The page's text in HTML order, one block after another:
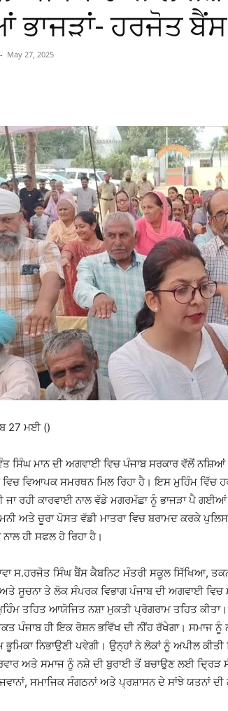
ਹਰਜੋਤ ਬੈਂਸ
- May 27, 2025
27 ਮਈ ()
ਸਿੰਘ ਮਾਨ ਦੀ ਅਗਵਾਈ ਵਿਚ ਪੰਜਾਬ ਸਰਕਾਰ ਵੱਲੋਂ
ਵਿਆਪਕ ਸਮਰਥਨ ਮਿਲ ਰਿਹਾ ਹੈ। ਇਸ ਮੁਹਿੰਮ ਵਿੱਚ
ਜਾ ਰਹੀ ਕਾਰਵਾਈ ਨਾਲ ਵੱਡੇ ਮਗਰਮੱਛਾ ਨੂੰ ਭਾਜੜਾ ਪੈ
ਅਤੇ ਚੂਰਾ ਪੋਸਤ ਵੱਡੀ ਮਾਤਰਾ ਵਿਚ ਬਰਾਮਦ ਕਰਕੇ
ਹੀ ਸਫਲ ਹੋ ਰਿਹਾ ਹੈ।
ਸ.ਹਰਜੋਤ ਸਿੰਘ ਬੈਂਸ ਕੈਬਨਿਟ ਮੰਤਰੀ ਸਕੂਲ ਸਿੱਖਿਆ,
ਸੂਚਨਾ ਤੇ ਲੋਕ ਸੰਪਰਕ ਵਿਭਾਗ ਪੰਜਾਬ ਦੀ ਅਗਵਾਈ ਵਿਚ
ਤਹਿਤ ਆਯੋਜਿਤ ਨਸ਼ਾ ਮੁਕਤੀ ਪ੍ਰੋਗਰਾਮ ਤਹਿਤ
ਮੁਕਤ ਪੰਜਾਬ ਹੀ ਇਕ ਰੋਸ਼ਨ ਭਵਿੱਖ ਦੀ ਨੀਂਹ ਰੱਖੇਗਾ।
ਨਿਭਾਉਣੀ ਪਵੇਗੀ। ਉਨ੍ਹਾਂ ਨੇ ਲੋਕਾਂ ਨੂੰ ਅਪੀਲ
ਅਤੇ ਸਮਾਜ ਨੂੰ ਨਸ਼ੇ ਦੀ ਬੁਰਾਈ ਤੋਂ ਬਚਾਉਣ ਲਈ ਦ੍ਰਿੜ
ਸਮਾਜਿਕ ਸੰਗਠਨਾਂ ਅਤੇ ਪ੍ਰਸ਼ਾਸਨ ਦੇ ਸਾਂਝੇ ਯਤਨਾਂ ਦੀ